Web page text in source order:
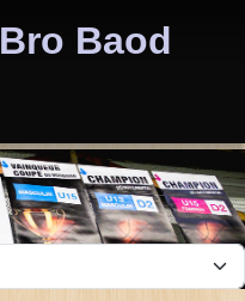
Baod